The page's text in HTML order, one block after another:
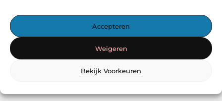
Accepteren
Weigeren
Bekijk Voorkeuren
— Laat je inspireren door boeiende verhalen, handige tips en
Start vandaag nog met ontdekken op linkzoekertje.nl!